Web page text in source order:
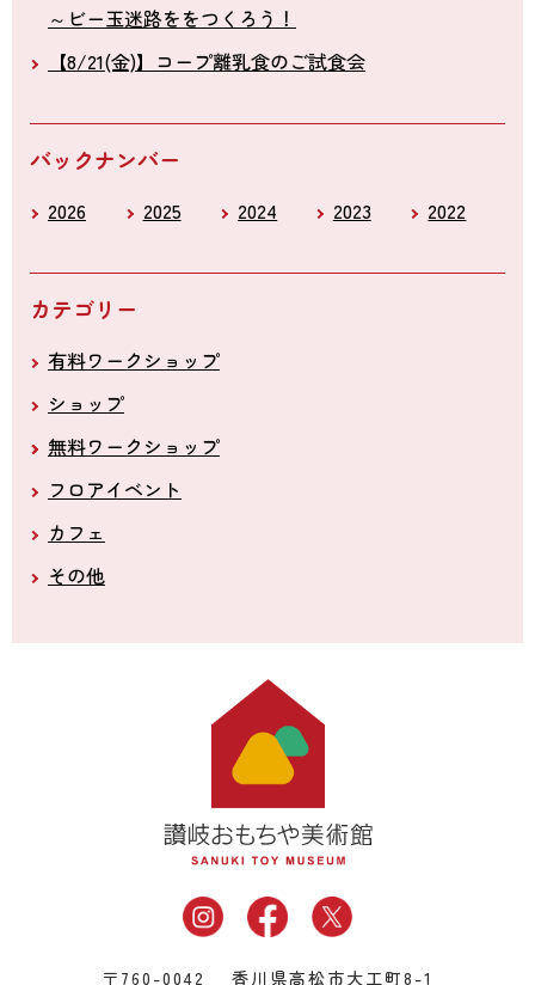
～ビー玉迷路ををつくろう！
【8/21(金)】コープ離乳食のご試食会
バックナンバー
2026 2025 2024 2023 2022
カテゴリー
有料ワークショップ
ショップ
無料ワークショップ
フロアイベント
カフェ
その他
〒760-0042 香川県高松市大工町8-1